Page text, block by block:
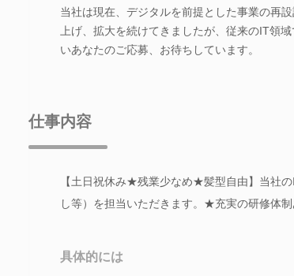
当社は現在、デジタルを前提とした事業の再
上げ、拡大を続けてきましたが、従来のIT領
いあなたのご応募、お待ちしています。
仕事内容
【土日祝休み★残業少なめ★髪型自由】当社
し等）を担当いただきます。★充実の研修体制
具体的には